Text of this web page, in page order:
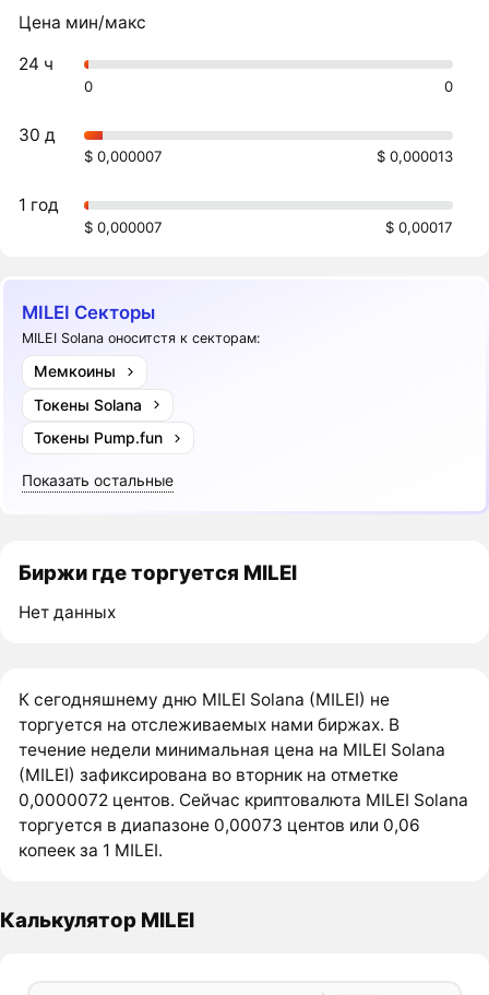
Цена мин/макс
24 ч
0 0
30 д
$ 0,000007 $ 0,000013
1 год
$ 0,000007 $ 0,00017
MILEI Секторы
MILEI Solana оноситстя к секторам:
Мемкоины
Токены Solana
Токены Pump.fun
Показать остальные
Биржи где торгуется MILEI
Нет данных
К сегодняшнему дню MILEI Solana (MILEI) не
торгуется на отслеживаемых нами биржах. В
течение недели минимальная цена на MILEI Solana
(MILEI) зафиксирована во вторник на отметке
0,0000072 центов. Сейчас криптовалюта MILEI Solana
торгуется в диапазоне 0,00073 центов или 0,06
копеек за 1 MILEI.
Калькулятор MILEI